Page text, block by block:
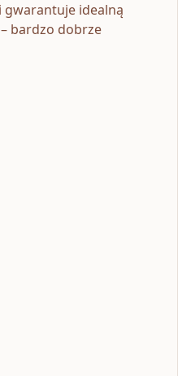
idealną
bardzo dobrze